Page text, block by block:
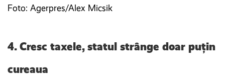
Foto: Agerpres/Alex Micsik
4. Cresc taxele, statul strânge doar puțin
cureaua